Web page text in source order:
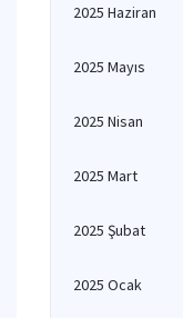
2025 Haziran
2025 Mayıs
2025 Nisan
2025 Mart
2025 Şubat
2025 Ocak